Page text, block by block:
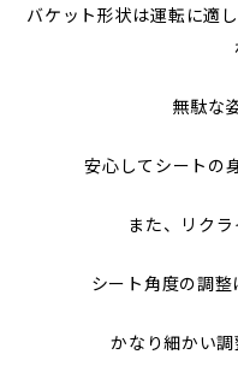
バケット形状は運転に適
無駄な
安心してシートの
また、リク
シート角度の調
かなり細かい調